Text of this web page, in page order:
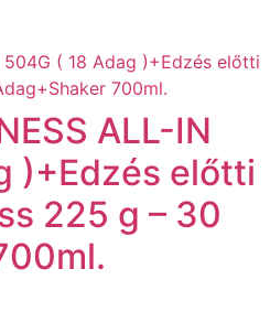
ALL-IN
)+Edzés előtti
225 g – 30